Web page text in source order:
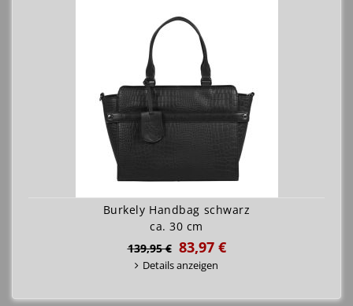
Burkely Handbag schwarz
ca. 30 cm
139,95 € 83,97 €
Details anzeigen